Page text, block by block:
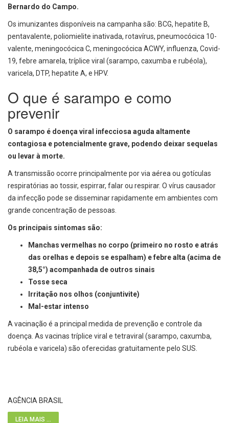
Bernardo do Campo.
Os imunizantes disponíveis na campanha são: BCG, hepatite B,
pentavalente, poliomielite inativada, rotavírus, pneumocócica 10-
valente, meningocócica C, meningocócica ACWY, influenza, Covid-
19, febre amarela, tríplice viral (sarampo, caxumba e rubéola),
varicela, DTP, hepatite A, e HPV.
O que é sarampo e como
prevenir
O sarampo é doença viral infecciosa aguda altamente
contagiosa e potencialmente grave, podendo deixar sequelas
ou levar à morte.
A transmissão ocorre principalmente por via aérea ou gotículas
respiratórias ao tossir, espirrar, falar ou respirar. O vírus causador
da infecção pode se disseminar rapidamente em ambientes com
grande concentração de pessoas.
Os principais sintomas são:
Manchas vermelhas no corpo (primeiro no rosto e atrás
das orelhas e depois se espalham) e febre alta (acima de
38,5°) acompanhada de outros sinais
Tosse seca
Irritação nos olhos (conjuntivite)
Mal-estar intenso
A vacinação é a principal medida de prevenção e controle da
doença. As vacinas tríplice viral e tetraviral (sarampo, caxumba,
rubéola e varicela) são oferecidas gratuitamente pelo SUS.
AGÊNCIA BRASIL
LEIA MAIS ...